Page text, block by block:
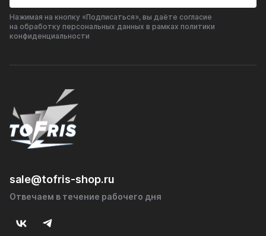
Нажимая на кнопку «Подписаться», вы даёте согласие
на обработку персональных данных в рамках политики
конфиденциальности
sale@tofris-shop.ru
Отвечаем в течение рабочего дня